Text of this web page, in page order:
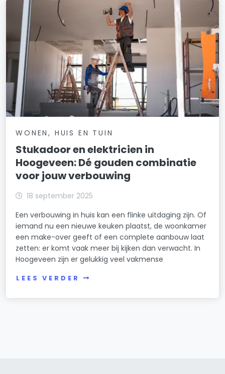
WONEN, HUIS EN TUIN
Stukadoor en elektricien in
Hoogeveen: Dé gouden combinatie
voor jouw verbouwing
18 september 2025
Een verbouwing in huis kan een flinke uitdaging zijn. Of
iemand nu een nieuwe keuken plaatst, de woonkamer
een make-over geeft of een complete aanbouw laat
zetten: er komt vaak meer bij kijken dan verwacht. In
Hoogeveen zijn er gelukkig veel vakmense
LEES VERDER